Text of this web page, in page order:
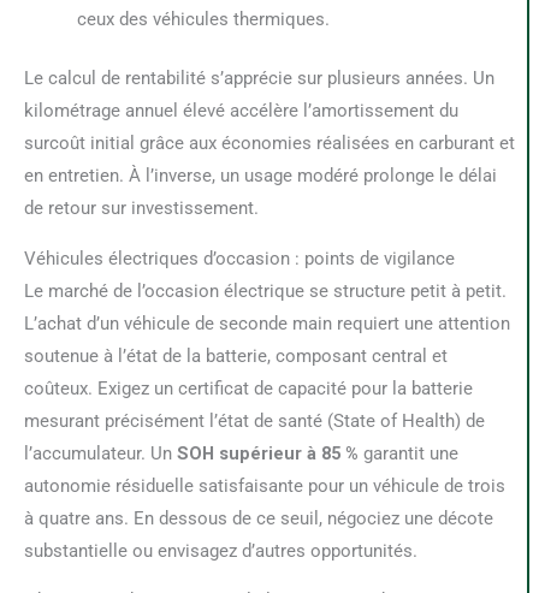
ceux des véhicules thermiques.
Le calcul de rentabilité s’apprécie sur plusieurs années. Un
kilométrage annuel élevé accélère l’amortissement du
surcoût initial grâce aux économies réalisées en carburant et
en entretien. À l’inverse, un usage modéré prolonge le délai
de retour sur investissement.
Véhicules électriques d’occasion : points de vigilance
Le marché de l’occasion électrique se structure petit à petit.
L’achat d’un véhicule de seconde main requiert une attention
soutenue à l’état de la batterie, composant central et
coûteux. Exigez un certificat de capacité pour la batterie
mesurant précisément l’état de santé (State of Health) de
l’accumulateur. Un SOH supérieur à 85 % garantit une
autonomie résiduelle satisfaisante pour un véhicule de trois
à quatre ans. En dessous de ce seuil, négociez une décote
substantielle ou envisagez d’autres opportunités.